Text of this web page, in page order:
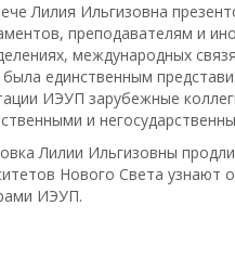
Лилия Ильгизовна
преподавателям и
международных
единственным
ИЭУП зарубежные
и
Лилии Ильгизовны
Нового Света узнают
ИЭУП.